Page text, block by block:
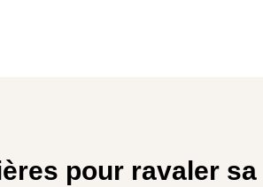
pour ravaler sa